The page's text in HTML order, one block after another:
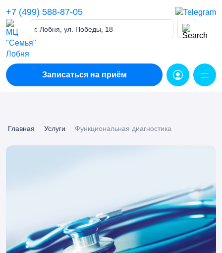
content
+7 (499) 588-87-05
г. Лобня, ул. Победы, 18
Записаться на приём
Главная Услуги Функциональная диагностика